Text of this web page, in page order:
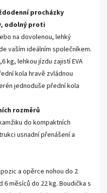
procházky
odolný proti
na dovolenou, lehký
vaším ideálním společníkem.
kg, lehkou jízdu zajistí EVA
kola hravě zvládnou
jednoduše přední kola
rozměrů
do kompaktních
usnadní přenášení a
a opěrce nohou do 2
měsíců do 22 kg. Boudička s